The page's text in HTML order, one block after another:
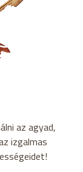
az agyad,
izgalmas